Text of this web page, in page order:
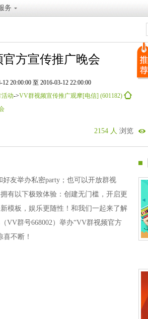
务
方宣传推广晚会
20:00:00 至 2016-03-12 22:00:00
动->VV群视频宣传推广观摩[电信] (601182)
2154 人 浏览
友举办私密party；也可以开放群视
有以下极致体验：创建无门槛，开启更
模板，娱乐更随性！和我们一起来了解
VV群号668002）举办“VV群视频官方
不断！